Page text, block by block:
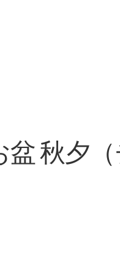
秋夕（